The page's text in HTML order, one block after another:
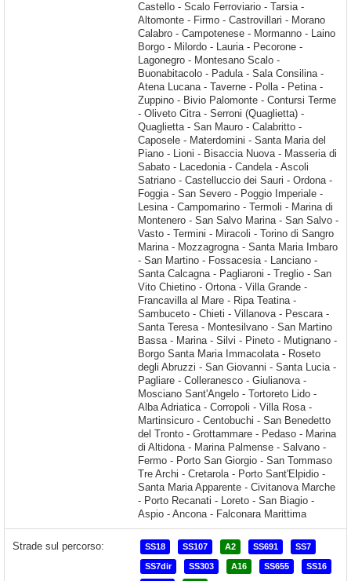
Strade sul percorso: SS18 SS107 A2 SS691 SS7
SS7dir SS303 A16 SS655 SS16